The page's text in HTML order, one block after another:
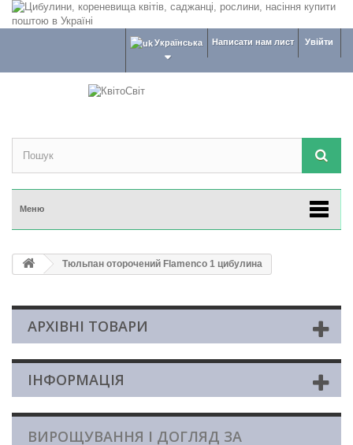
Увійти
Написати нам лист
Українська
Меню
Тюльпан оторочений Flamenco 1 цибулина
АРХІВНІ ТОВАРИ
ІНФОРМАЦІЯ
ВИРОЩУВАННЯ І ДОГЛЯД ЗА